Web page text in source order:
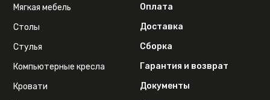
Мягкая мебель
Столы
Стулья
Компьютерные кресла
Кровати
Оплата
Доставка
Сборка
Гарантия и возврат
Документы